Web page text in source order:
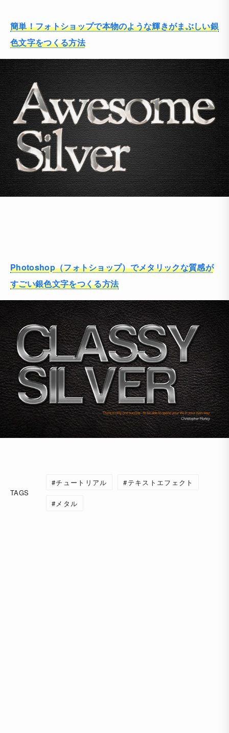
簡単！フォトショップで本物のような輝きがまぶしい銀
色文字をつくる方法
Photoshop（フォトショップ）でメタリックな質感が
すごい銀色文字をつくる方法
TAGS
チュートリアル テキストエフェクト
メタル